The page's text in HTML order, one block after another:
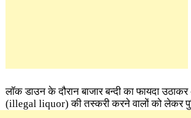
लाॅक डाउन के दौरान बाजार बन्दी का फायदा
(illegal liquor) की तस्करी करने वालों को लेकर